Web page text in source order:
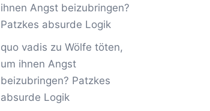
ihnen Angst beizubringen?
Patzkes absurde Logik
quo vadis zu Wölfe töten,
um ihnen Angst
beizubringen? Patzkes
absurde Logik